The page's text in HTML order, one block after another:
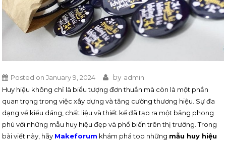
Posted onJanuary 9, 2024 by admin
Huy hiệu không chỉ là biểu tượng đơn thuần mà còn là một phần
quan trọng trong việc xây dựng và tăng cường thương hiệu. Sự đa
dạng về kiểu dáng, chất liệu và thiết kế đã tạo ra một bảng phong
phú với những mẫu huy hiệu đẹp và phổ biến trên thị trường. Trong
bài viết này, hãy Makeforum khám phá top những mẫu huy hiệu